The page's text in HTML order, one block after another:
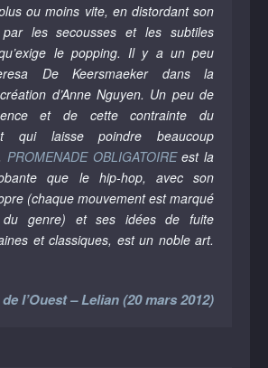
ou moins vite, en distordant son
les secousses et les subtiles
le popping. Il y a un peu
De Keersmaeker dans la
d’Anne Nguyen. Un peu de
et de cette contrainte du
qui laisse poindre beaucoup
PROMENADE OBLIGATOIREest la
que le hip-hop, avec son
(chaque mouvement est marqué
genre) et ses idées de fuite
et classiques, est un noble art.
l’Ouest – Lelian (20 mars 2012)